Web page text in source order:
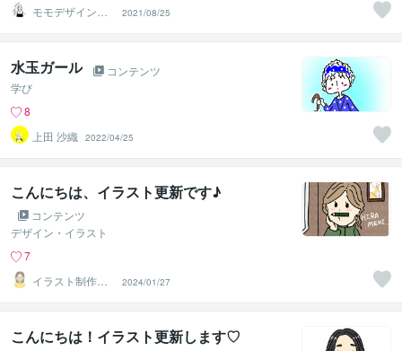
モモデザイン・
心を癒すイラス
トレーター
2021/08/25
水玉ガール
コンテンツ
学び
8
上田 沙織
2022/04/25
こんにちは、イラスト更新です♪
コンテンツ
デザイン・イラスト
7
イラスト制作所
はれ
2024/01/27
こんにちは！イラスト更新します♡